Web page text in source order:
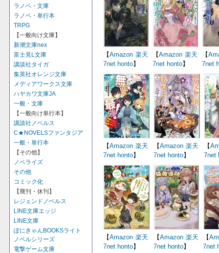
ラノベ・文庫
ラノベ・単行本
TRPG
【一般向け文庫】
新潮文庫nex
富士見L文庫
講談社タイガ
集英社オレンジ文庫
メディアワークス文庫
ハヤカワ文庫JA
一般・文庫
【一般向け単行本】
講談社ノベルス
C★NOVELSファンタジア
一般・単行本
【その他】
ノベライズ
その他
コミック化
【廃刊・休刊】
レジェンドノベルス
LINE文庫エッジ
LINE文庫
ぽにきゃんBOOKSライト
ノベルシリーズ
電撃ゲーム文庫
【Amazon 楽天
7net honto】
【Amazon 楽天
7net honto】
【
7net
【Amazon 楽天
7net honto】
【Amazon 楽天
7net honto】
【
7net
【Amazon 楽天
7net honto】
【Amazon 楽天
7net honto】
【
7net